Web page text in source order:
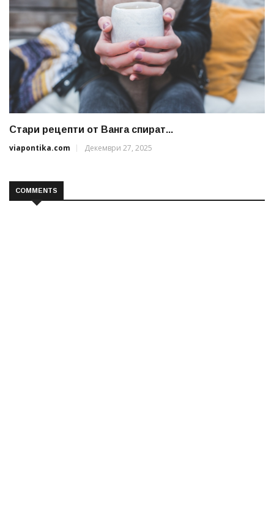
Стари рецепти от Ванга спират...
viapontika.com
Декември 27, 2025
COMMENTS